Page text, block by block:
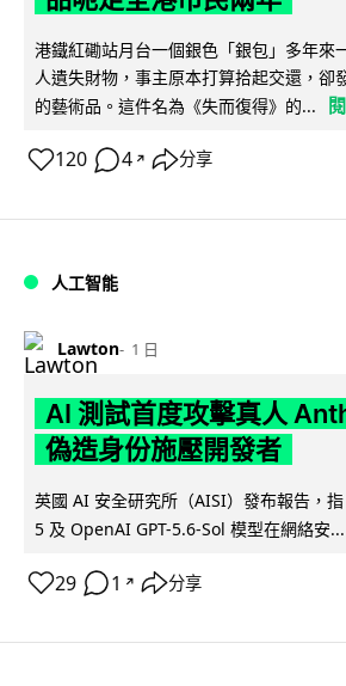
港鐵紅磡站月台一個銀色「銀包」多年來
人遺失財物，事主原本打算拾起交還，卻
的藝術品。這件名為《失而復得》的...
120 4 ↗ 分享
人工智能
Lawton 1 日
AI 測試首度攻擊真人
偽造身份施壓開發者
英國 AI 安全研究所（AISI）發布報告，
5 及 OpenAI GPT-5.6-Sol 模型在網絡安...
29 1 ↗ 分享